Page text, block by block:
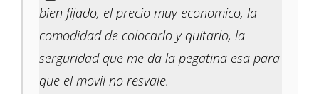
bien fijado, el precio muy economico, la
comodidad de colocarlo y quitarlo, la
serguridad que me da la pegatina esa para
que el movil no resvale.